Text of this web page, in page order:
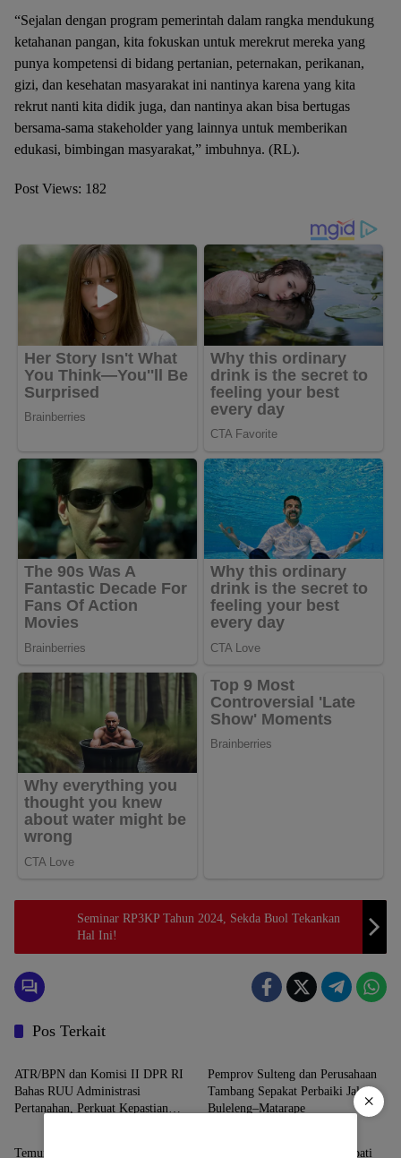
“Sejalan dengan program pemerintah dalam rangka mendukung
ketahanan pangan, kita fokuskan untuk merekrut mereka yang
punya kompetensi di bidang pertanian, peternakan, perikanan,
gizi, dan kesehatan masyarakat ini nantinya karena yang kita
rekrut nanti kita didik juga, dan nantinya akan bisa bertugas
bersama-sama stakeholder yang lainnya untuk memberikan
edukasi, bimbingan masyarakat,” imbuhnya. (RL).
Post Views: 182
Seminar RP3KP Tahun 2024, Sekda Buol Tekankan
Hal Ini!
Pos Terkait
Berita
ATR/BPN dan Komisi II DPR RI
Bahas RUU Administrasi
Pertanahan, Perkuat Kepastian
Pemprov Sulteng dan Perusahaan
Tambang Sepakat Perbaiki Jalan
Buleleng–Matarape
Jakarta
Temui Wamenkop RI, Bupati Buol
Jakarta
Temui Sekjen Kemensos, Bupati
×